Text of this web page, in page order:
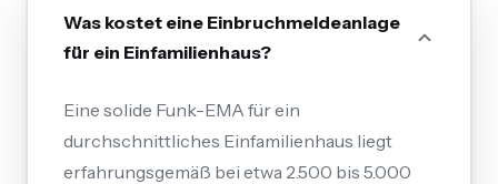
Was kostet eine Einbruchmeldeanlage
für ein Einfamilienhaus?
Eine solide Funk-EMA für ein
durchschnittliches Einfamilienhaus liegt
erfahrungsgemäß bei etwa 2.500 bis 5.000